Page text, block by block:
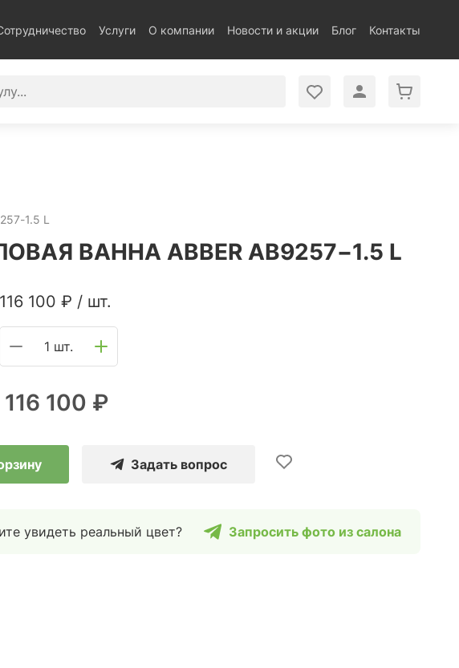
Услуги О компании Новости и акции Блог Контакты
1.5 L
ВАННА ABBER AB9257−1.5 L
116 100 ₽ / шт.
1 шт.
116 100 ₽
Задать вопрос
увидеть реальный цвет? Запросить фото из салона